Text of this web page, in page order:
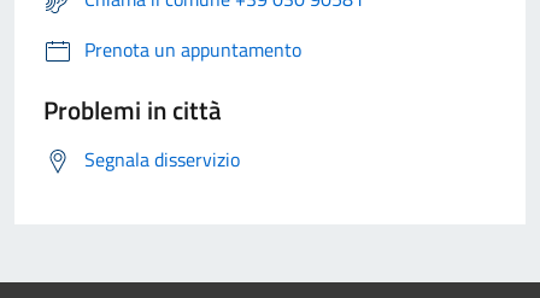
Prenota un appuntamento
Problemi in città
Segnala disservizio